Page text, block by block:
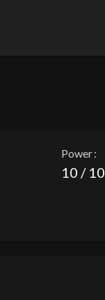
Power :
10 / 10